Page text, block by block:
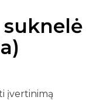
įvertinimą